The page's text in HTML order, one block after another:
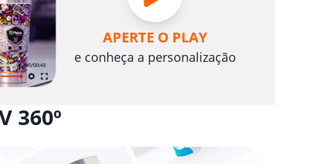
APERTE O PLAY
e conheça a personalização
360º